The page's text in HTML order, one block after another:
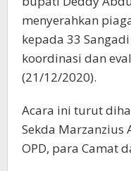
menyerahkan
kepada 33
koordinasi dan
(21/12/2020).
Acara ini turut
Sekda Marzanzius
OPD, para Camat